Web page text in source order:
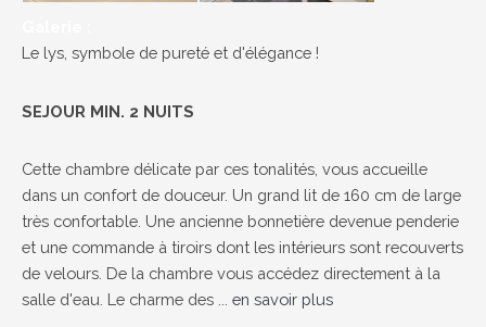
Le lys, symbole de pureté et d'élégance !
SEJOUR MIN. 2 NUITS
Cette chambre délicate par ces tonalités, vous accueille
dans un confort de douceur. Un grand lit de 160 cm de large
très confortable. Une ancienne bonnetière devenue penderie
et une commande à tiroirs dont les intérieurs sont recouverts
de velours. De la chambre vous accédez directement à la
salle d'eau. Le charme des ... en savoir plus